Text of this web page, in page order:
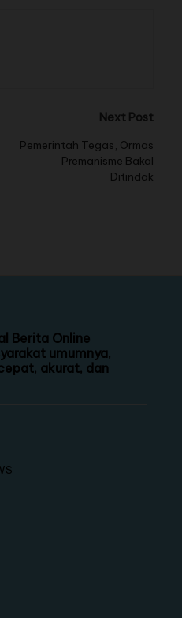
Next Post
Pemerintah Tegas, Ormas
Premanisme Bakal
Ditindak
Berita Online
umumnya,
akurat, dan